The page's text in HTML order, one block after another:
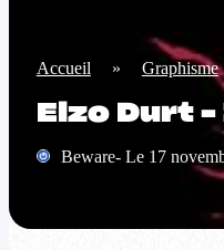
Accueil » Graphisme
Elzo Durt
Beware- Le 17